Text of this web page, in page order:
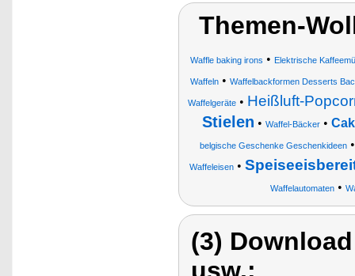
Themen-
Waffle baking irons • Elektrische
Waffeln• Waffelbackformen Desserts
Waffelgeräte • Heißluft-
Stielen • Waffel-Bäcker •
belgische Geschenke Geschenkideen
Waffeleisen •
Waffelautomaten•
(3)